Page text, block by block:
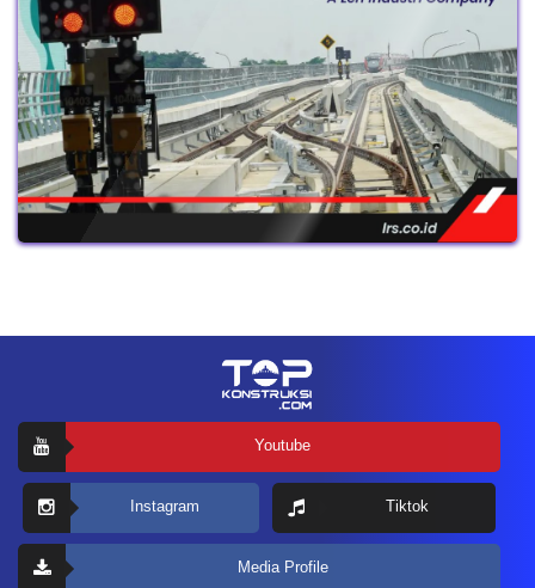
Youtube
Instagram Tiktok
Media Profile